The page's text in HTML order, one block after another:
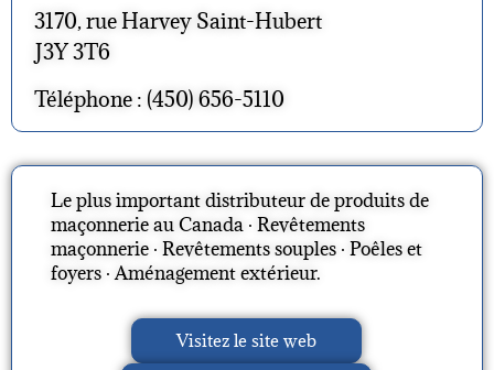
3170, rue Harvey Saint-Hubert
J3Y 3T6
Téléphone : (450) 656-5110
Le plus important distributeur de produits de
maçonnerie au Canada · Revêtements
maçonnerie · Revêtements souples · Poêles et
foyers · Aménagement extérieur.
Visitez le site web